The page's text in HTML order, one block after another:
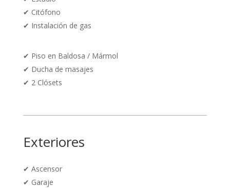
✔ Citófono
✔ Instalación de gas
✔ Piso en Baldosa / Mármol
✔ Ducha de masajes
✔ 2 Clósets
Exteriores
✔ Ascensor
✔ Garaje